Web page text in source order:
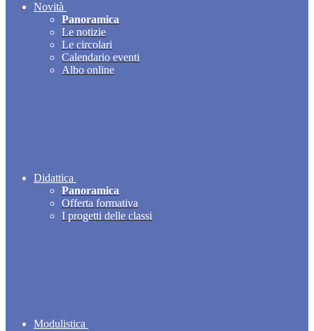
Novità
Panoramica
Le notizie
Le circolari
Calendario eventi
Albo online
Didattica
Panoramica
Offerta formativa
I progetti delle classi
Modulistica